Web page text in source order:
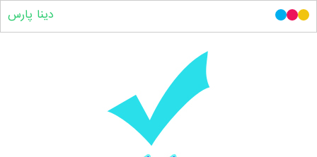
دینا پارس